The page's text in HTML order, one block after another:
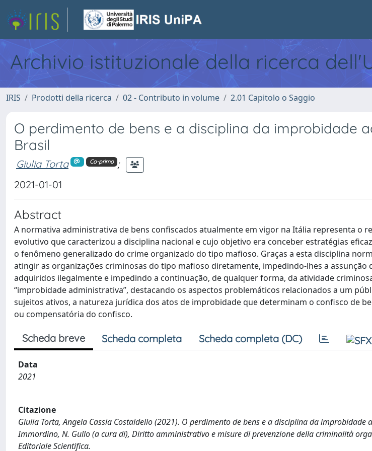
Archivio istituzionale della ricerca
IRIS Prodotti della ricerca 02 - Contributo in volume 2.01 Capitolo o Saggio
O perdimento de bens e a disciplina da improbidade
Brasil
Giulia Torta Co-primo
;
2021-01-01
Abstract
A normativa administrativa de bens confiscados atualmente em vigor na Itália representa o
evolutivo que caracterizou a disciplina nacional e cujo objetivo era conceber estratégias
o fenômeno generalizado do crime organizado do tipo mafioso. Graças a esta disciplina
atingir as organizações criminosas do tipo mafioso diretamente, impedindo-lhes a assunção
adquiridos ilegalmente e impedindo a continuação, de qualquer forma, da atividade
“improbidade administrativa”, destacando os aspectos problemáticos relacionados a um
sujeitos ativos, a natureza jurídica dos atos de improbidade que determinam o confisco de
ou compensatória do confisco.
Scheda breve Scheda completa Scheda completa (DC)
Data
2021
Citazione
Giulia Torta, Angela Cassia Costaldello (2021). O perdimento de bens e a disciplina da improbidade
Immordino, N. Gullo (a cura di), Diritto amministrativo e misure di prevenzione della criminalità
Editoriale Scientifica.